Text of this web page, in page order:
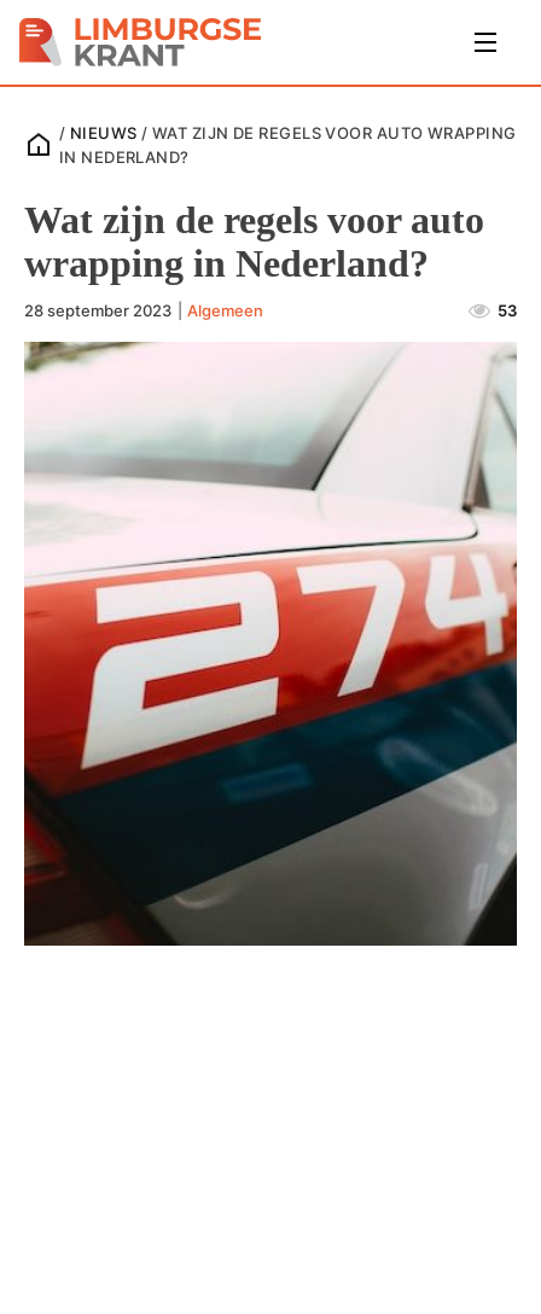
/ NIEUWS / WAT ZIJN DE REGELS VOOR AUTO WRAPPING
IN NEDERLAND?
Wat zijn de regels voor auto
wrapping in Nederland?
28 september 2023 Algemeen 53